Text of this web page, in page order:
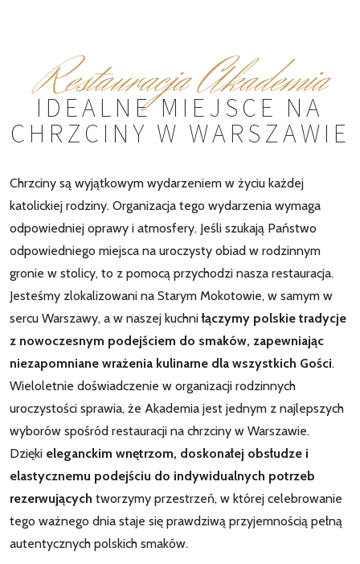
Restauracja Akademia
IDEALNE MIEJSCE NA
CHRZCINY W WARSZAWIE
Chrzciny są wyjątkowym wydarzeniem w życiu każdej
katolickiej rodziny. Organizacja tego wydarzenia wymaga
odpowiedniej oprawy i atmosfery. Jeśli szukają Państwo
odpowiedniego miejsca na uroczysty obiad w rodzinnym
gronie w stolicy, to z pomocą przychodzi nasza restauracja.
Jesteśmy zlokalizowani na Starym Mokotowie, w samym w
sercu Warszawy, a w naszej kuchniłączymy polskie tradycje
z nowoczesnym podejściem do smaków, zapewniając
niezapomniane wrażenia kulinarne dla wszystkich Gości.
Wieloletnie doświadczenie w organizacji rodzinnych
uroczystości sprawia, że Akademia jest jednym z najlepszych
wyborów spośród restauracji na chrzciny w Warszawie.
Dzięki eleganckim wnętrzom, doskonałej obsłudze i
elastycznemu podejściu do indywidualnych potrzeb
rezerwujących tworzymy przestrzeń, w której celebrowanie
tego ważnego dnia staje się prawdziwą przyjemnością pełną
autentycznych polskich smaków.